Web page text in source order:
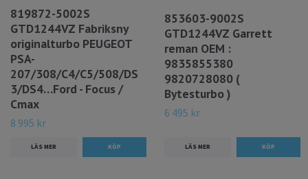
819872-5002S
GTD1244VZ Fabriksny
originalturbo PEUGEOT
PSA-
207/308/C4/C5/508/DS
3/DS4…Ford - Focus /
Cmax
8 995 kr
LÄS MER
853603-9002S
GTD1244VZ Garrett
reman OEM :
9835855380
9820728080 (
Bytesturbo )
6 495 kr
LÄS MER